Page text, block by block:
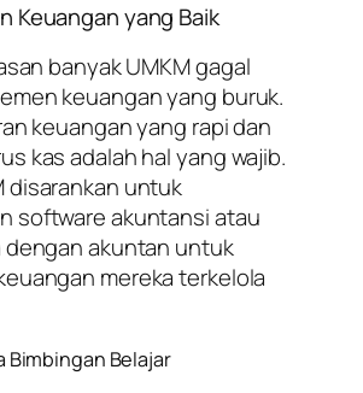
Keuangan yang Baik
banyak UMKM gagal
keuangan yang buruk.
keuangan yang rapi dan
kas adalah hal yang wajib.
disarankan untuk
software akuntansi atau
dengan akuntan untuk
mereka terkelola
Bimbingan Belajar